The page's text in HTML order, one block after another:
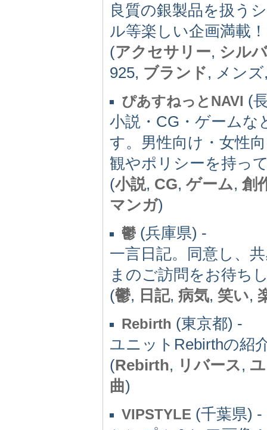
良質の銀製品を扱う
ル等楽しい企画満載！
(アクセサリー, シル
925, ブランド, メン
ぴあすねっとNAVI (
小説・CG・ゲームな
す。男性向け・女性
観やポリシーを持っ
(小説, CG, ゲーム, 創
マンガ)
鬱 (兵庫県) -
一言日記。同意し、
まのご訪問をお待ち
(鬱, 日記, 病気, 笑い,
Rebirth (東京都) -
ユニットRebirthの紹
(Rebirth, リバース,
曲)
VIPSTYLE (千葉県) -